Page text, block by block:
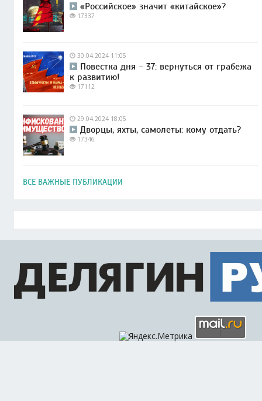
«Российское» значит «китайское»?
17337
30.04.2024 11:05
Повестка дня – 37: вернуться от грабежа
к развитию!
17112
29.04.2024 18:05
Дворцы, яхты, самолеты: кому отдать?
17346
ВСЕ ВАЖНЫЕ ПУБЛИКАЦИИ